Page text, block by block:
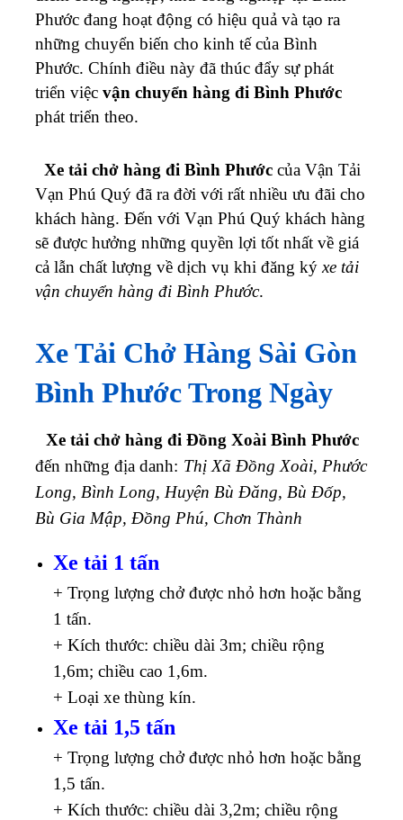
Phước đang hoạt động có hiệu quả và tạo ra
những chuyển biến cho kinh tế của Bình
Phước. Chính điều này đã thúc đẩy sự phát
triển việc vận chuyển hàng đi Bình Phước
phát triển theo.
Xe tải chở hàng đi Bình Phước của Vận Tải
Vạn Phú Quý đã ra đời với rất nhiều ưu đãi cho
khách hàng. Đến với Vạn Phú Quý khách hàng
sẽ được hưởng những quyền lợi tốt nhất về giá
cả lẫn chất lượng về dịch vụ khi đăng ký xe tải
vận chuyển hàng đi Bình Phước.
Xe Tải Chở Hàng Sài Gòn
Bình Phước Trong Ngày
Xe tải chở hàng đi Đồng Xoài Bình Phước
đến những địa danh: Thị Xã Đồng Xoài, Phước
Long, Bình Long, Huyện Bù Đăng, Bù Đốp,
Bù Gia Mập, Đồng Phú, Chơn Thành
Xe tải 1 tấn
+ Trọng lượng chở được nhỏ hơn hoặc bằng
1 tấn.
+ Kích thước: chiều dài 3m; chiều rộng
1,6m; chiều cao 1,6m.
+ Loại xe thùng kín.
Xe tải 1,5 tấn
+ Trọng lượng chở được nhỏ hơn hoặc bằng
1,5 tấn.
+ Kích thước: chiều dài 3,2m; chiều rộng